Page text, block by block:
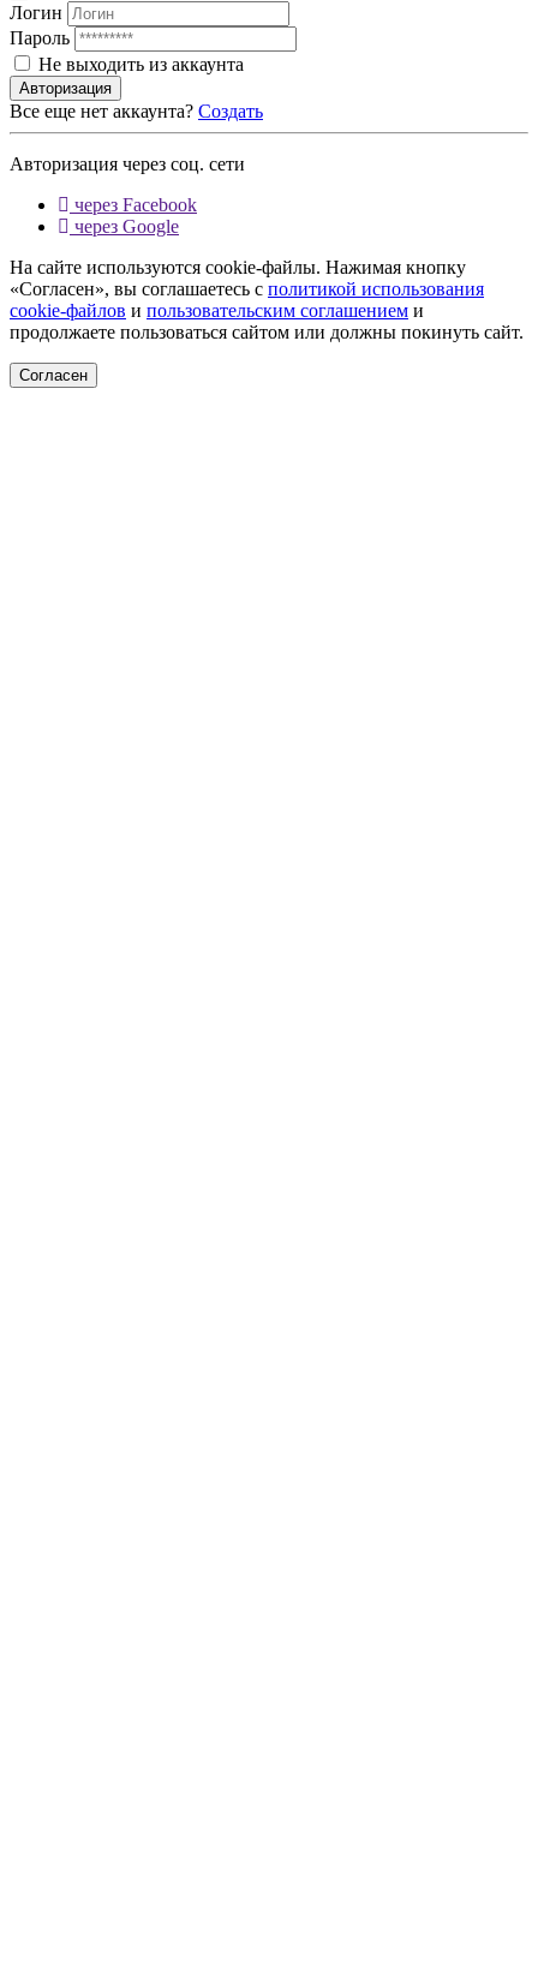
Логин
Пароль
Не выходить из аккаунта
Авторизация
Все еще нет аккаунта? Создать
Авторизация через соц. сети
через Facebook
через Google
На сайте используются cookie-файлы. Нажимая кнопку
«Согласен», вы соглашаетесь с политикой использования
cookie-файлов и пользовательским соглашением и
продолжаете пользоваться сайтом или должны покинуть сайт.
Согласен